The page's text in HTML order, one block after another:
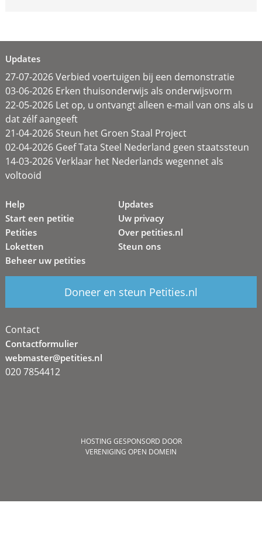
Updates
27-07-2026 Verbied voertuigen bij een demonstratie
03-06-2026 Erken thuisonderwijs als onderwijsvorm
22-05-2026 Let op, u ontvangt alleen e-mail van ons als u
dat zélf aangeeft
21-04-2026 Steun het Groen Staal Project
02-04-2026 Geef Tata Steel Nederland geen staatssteun
14-03-2026 Verklaar het Nederlands wegennet als
voltooid
Help
Start een petitie
Petities
Loketten
Beheer uw petities
Updates
Uw privacy
Over petities.nl
Steun ons
Doneer en steun Petities.nl
Contact
Contactformulier
webmaster@petities.nl
020 7854412
HOSTING GESPONSORD DOOR
VERENIGING OPEN DOMEIN